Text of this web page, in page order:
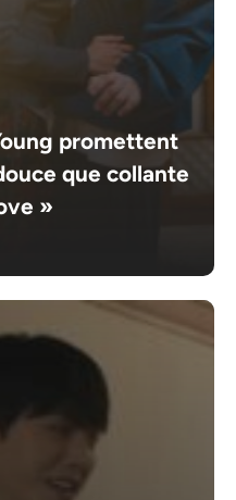
promettent
que collante
»